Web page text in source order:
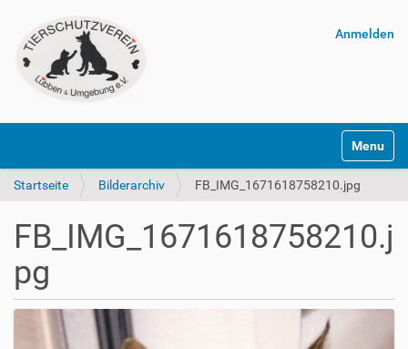
Anmelden
Startseite Bilderarchiv FB_IMG_1671618758210.jpg
FB_IMG_1671618758210.j
pg